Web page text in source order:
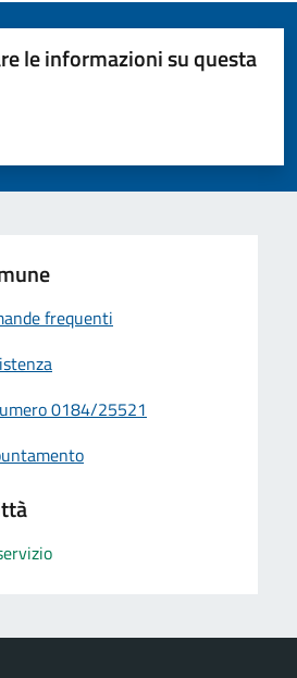
le informazioni su questa
stelle su 5
su 5
5
frequenti
0184/25521